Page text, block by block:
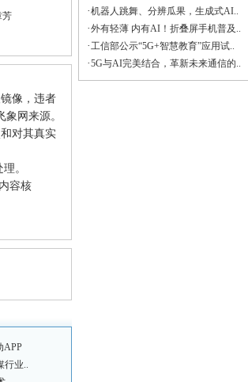
芳
像，违者
网来源。
对其真实
。
容核
APP
行业..
·机器人跳舞、分辨瓜果，生成式AI..
·外有轻薄 内有AI！折叠屏手机普及..
·工信部公示“5G+智慧教育”应用试..
·5G与AI完美结合，革新未来通信的..